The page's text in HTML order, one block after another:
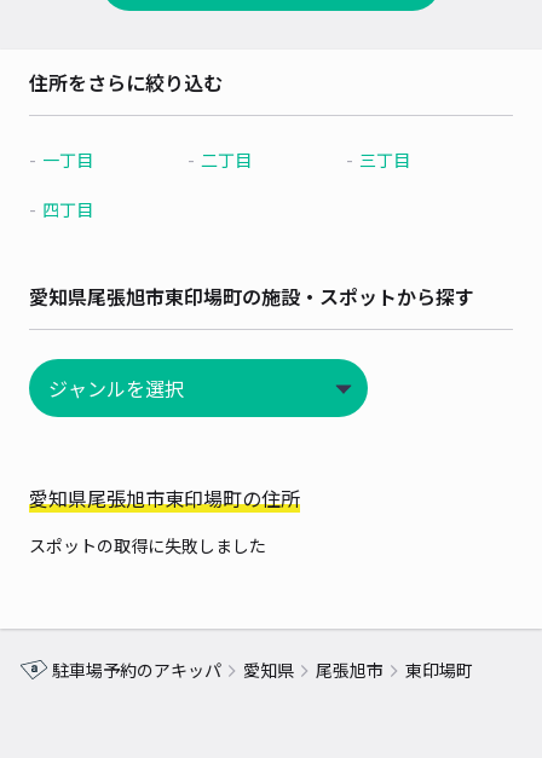
住所をさらに絞り込む
一丁目 二丁目 三丁目
四丁目
愛知県尾張旭市東印場町の施設・スポットから探す
愛知県尾張旭市東印場町の住所
スポットの取得に失敗しました
駐車場予約のアキッパ 愛知県 尾張旭市 東印場町